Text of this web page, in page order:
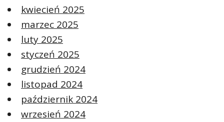
kwiecień 2025
marzec 2025
luty 2025
styczeń 2025
grudzień 2024
listopad 2024
październik 2024
wrzesień 2024